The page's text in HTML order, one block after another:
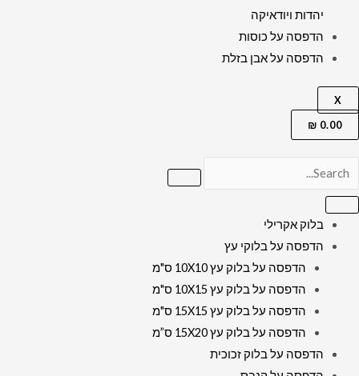
יהדות ויודאיקה
הדפסה על כוסות
הדפסה על אבן בזלת
X
0.00
₪
בלוק אקרילי
הדפסה על בלוקי עץ
הדפסה על בלוק עץ 10X10 ס"מ
הדפסה על בלוק עץ 10X15 ס"מ
הדפסה על בלוק עץ 15X15 ס"מ
הדפסה על בלוק עץ 15X20 ס”מ
הדפסה על בלוק זכוכית